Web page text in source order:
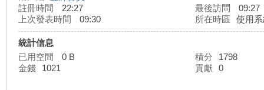
註冊時間
22:27 最後訪問
09:27
上次發表時間
09:30 所在時區 使用
統計信息
已用空間
0 B 積分
1798
金錢
1021 貢獻 0